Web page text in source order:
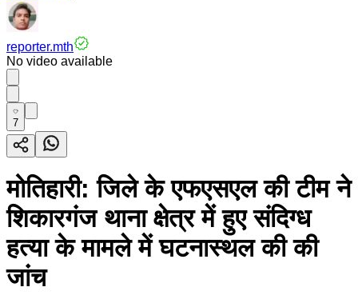
reporter.mth
No video available
7
मोतिहारी: जिले के एफएसएल की टीम ने
शिकारगंज थाना क्षेत्र में हुए संदिग्ध
हत्या के मामले में घटनास्थल की की
जांच